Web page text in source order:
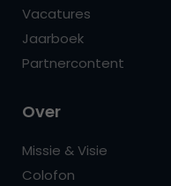
Vacatures
Jaarboek
Partnercontent
Over
Missie & Visie
Colofon